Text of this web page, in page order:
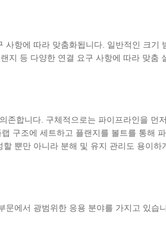
항에 따라 맞춤화됩니다. 일반적인 크기
지 등 다양한 연결 요구 사항에 따라 맞춤
합니다. 구체적으로는 파이프라인을 먼
구조에 세트하고 플랜지를 볼트를 통해
뿐만 아니라 분해 및 유지 관리도 용이하
에서 광범위한 응용 분야를 가지고 있습